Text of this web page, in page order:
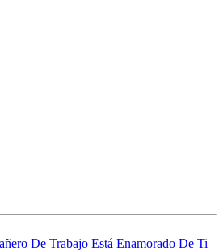
De Trabajo Está Enamorado De Ti